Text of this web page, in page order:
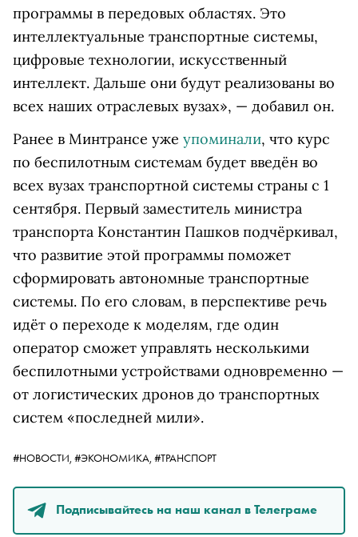
программы в передовых областях. Это
интеллектуальные транспортные системы,
цифровые технологии, искусственный
интеллект. Дальше они будут реализованы во
всех наших отраслевых вузах», — добавил он.
Ранее в Минтрансе уже упоминали, что курс
по беспилотным системам будет введён во
всех вузах транспортной системы страны с 1
сентября. Первый заместитель министра
транспорта Константин Пашков подчёркивал,
что развитие этой программы поможет
сформировать автономные транспортные
системы. По его словам, в перспективе речь
идёт о переходе к моделям, где один
оператор сможет управлять несколькими
беспилотными устройствами одновременно —
от логистических дронов до транспортных
систем «последней мили».
#НОВОСТИ, #ЭКОНОМИКА, #ТРАНСПОРТ
Подписывайтесь на наш канал в Телеграме